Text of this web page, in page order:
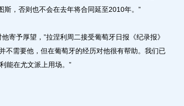
斯，否则也不会在去年将合同延至2010年。”
予厚望，”拉涅利周二接受葡萄牙日报《纪录报》
不需要他，但在葡萄牙的经历对他很有帮助。我们已
能在尤文派上用场。”